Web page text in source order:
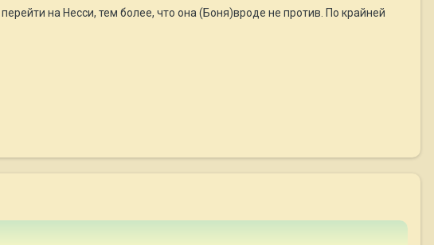
на Несси, тем более, что она (Боня)вроде не против. По крайней